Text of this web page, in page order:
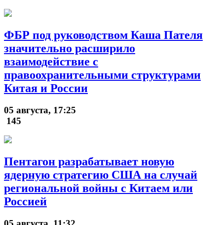
ФБР под руководством Каша Пателя
значительно расширило
взаимодействие с
правоохранительными структурами
Китая и России
05 августа, 17:25
145
Пентагон разрабатывает новую
ядерную стратегию США на случай
региональной войны с Китаем или
Россией